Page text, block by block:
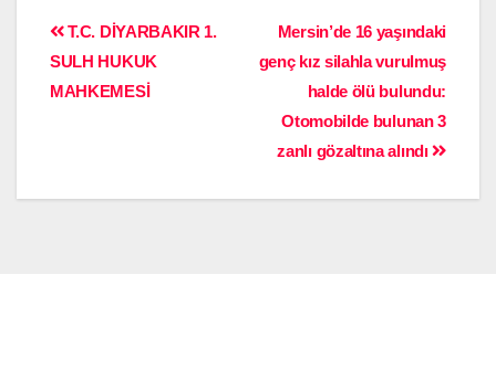
Mersin’de 16 yaşındaki
genç kız silahla vurulmuş
halde ölü bulundu:
Otomobilde bulunan 3
zanlı gözaltına alındı
T.C. DİYARBAKIR 1.
SULH HUKUK
MAHKEMESİ